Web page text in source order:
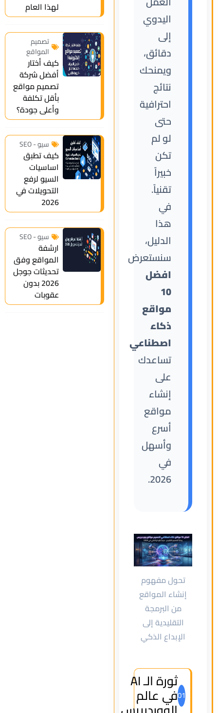
اليدوي
إلى
دقائق،
ويمنحك
نتائج
احترافية
حتى
لو لم
تكن
خبيراً
تقنياً.
في
هذا
الدليل،
سنستعرض
افضل
10
مواقع
ذكاء
اصطناعي
تساعدك
على
إنشاء
مواقع
أسرع
وأسهل
في
2026.
تحول مفهوم
إنشاء المواقع
من البرمجة
التقليدية إلى
الإبداع الذكي
01
ثورة الـ AI
في عالم
لهذا العام
تصميم
المواقع
كيف أختار
أفضل شركة
تصميم مواقع
بأقل تكلفة
وأعلى جودة؟
سيو - SEO
كيف تطبق
اساسيات
السيو لرفع
التحويلات في
2026
سيو - SEO
ارشفة
المواقع وفق
تحديثات جوجل
2026 بدون
عقوبات